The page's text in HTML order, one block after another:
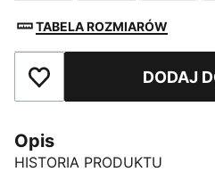
TABELA ROZMIARÓW
Dodaj do ulubionych
DODAJ
Opis
HISTORIA PRODUKTU